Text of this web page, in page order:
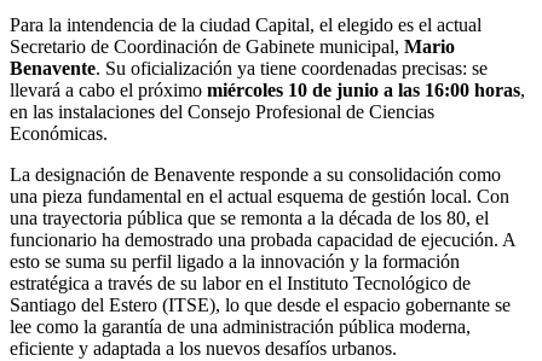
​Para la intendencia de la ciudad Capital, el elegido es el actual
Secretario de Coordinación de Gabinete municipal, Mario
Benavente. Su oficialización ya tiene coordenadas precisas: se
llevará a cabo el próximo miércoles 10 de junio a las 16:00 horas,
en las instalaciones del Consejo Profesional de Ciencias
Económicas.
​La designación de Benavente responde a su consolidación como
una pieza fundamental en el actual esquema de gestión local. Con
una trayectoria pública que se remonta a la década de los 80, el
funcionario ha demostrado una probada capacidad de ejecución. A
esto se suma su perfil ligado a la innovación y la formación
estratégica a través de su labor en el Instituto Tecnológico de
Santiago del Estero (ITSE), lo que desde el espacio gobernante se
lee como la garantía de una administración pública moderna,
eficiente y adaptada a los nuevos desafíos urbanos.